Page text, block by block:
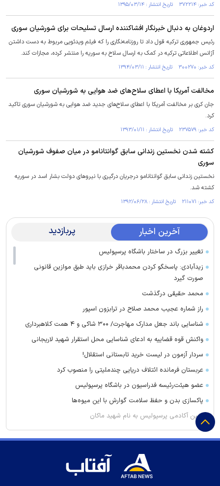
کد خبر: ۳۷۲۲۱۴ تاریخ انتشار : ۱۳۹۵/۰۳/۱۴
اردوغان به دنبال خبرنگار افشاکننده ارسال تسلیحات برای شورشیان سوری
رئیس جمهوری ترکیه قول داد تا روزنامه‌نگاری را که فیلم ویدئویی مربوط به دست داشتن
آژانس اطلاعاتی ترکیه در کمک به ارسال سلاح به سوریه را منتشر کرده، مجازات کند.
کد خبر: ۳۰۰۲۷۰ تاریخ انتشار : ۱۳۹۴/۰۳/۱۱
مخالفت آمریکا با اعطای سلاح‌های ضد هوایی به شورشیان سوری
جان کری بر مخالفت آمریکا با اعطای سلاح‌های جدید ضد هوایی به شورشیان سوری تاکید
کرد.
کد خبر: ۲۳۷۵۷۹ تاریخ انتشار : ۱۳۹۳/۰۱/۱۱
کشته شدن نخستین زندانی سابق گوانتانامو در میان صفوف شورشیان
سوری
نخستین زندانی سابق گوانتانامو درجریان درگیری با نیروهای دولت بشار اسد در سوریه
کشته شد.
کد خبر: ۲۱۱۰۷۱ تاریخ انتشار : ۱۳۹۲/۰۶/۲۸
آخرین اخبار پربازدید
تغییر بزرگ در ساختار باشگاه پرسپولیس
زیدآبادی: پاسخگو کردن محمدباقر خرازی باید طبق موازین قانونی
صورت گیرد
محمد حقیقی درگذشت
راز شماره عجیب محمد صلاح در ترابزون اسپور
شناسایی باند جعل مدارک مهاجرت/ ۳۰۰ شاکی و ۴ همت کلاهبرداری
واکنش قوه قضاییه به ادعای شناسایی محل استقرار شهید لاریجانی
سردار آزمون در لیست خرید تابستانی استقلال!
عربستان فرمانده ائتلاف دریایی چندملیتی را منصوب کرد
عضو هیئت‌رئیسه فدراسیون در باشگاه پرسپولیس
پاکسازی بدن و حفظ سلامت گوارش با این میوه‌ها
زمین آکادمی پرسپولیس به نام شهید ماکان
چرا مردم به فال، طالع‌بینی، آسترولوژی و پیشگویی علاقه دارند؟
مذاکره استقلال برای میزبانی در فولاد آرنا
برد مهم اسماعیل کارتال در لیگ قهرمانان اروپا